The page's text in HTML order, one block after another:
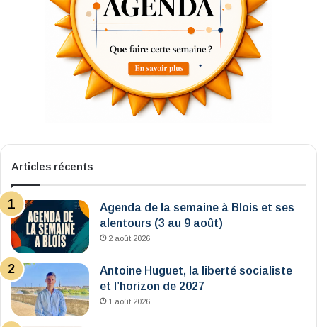
Articles récents
Agenda de la semaine à Blois et ses
alentours (3 au 9 août)
2 août 2026
Antoine Huguet, la liberté socialiste
et l’horizon de 2027
1 août 2026